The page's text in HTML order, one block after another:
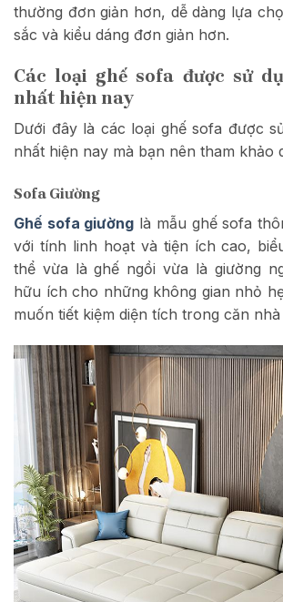
thường đơn giản hơn, dễ dàng lựa
sắc và kiểu dáng đơn giản hơn.
Các loại ghế sofa được sử
nhất hiện nay
Dưới đây là các loại ghế sofa được
nhất hiện nay mà bạn nên tham khảo
Sofa Giường
Ghế sofa giường là mẫu ghế sofa
với tính linh hoạt và tiện ích cao,
thể vừa là ghế ngồi vừa là giường
hữu ích cho những không gian nhỏ
muốn tiết kiệm diện tích trong căn